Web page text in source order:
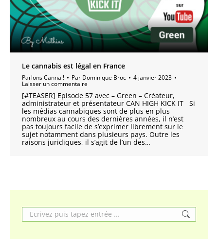
Le cannabis est légal en France
Parlons Canna ! Par Dominique Broc 4 janvier 2023
Laisser un commentaire
[#TEASER] Episode 57 avec – Green – Créateur,
administrateur et présentateur CAN HIGH KICK IT Si
les médias cannabiques sont de plus en plus
nombreux au cours des dernières années, il n’est
pas toujours facile de s’exprimer librement sur le
sujet notamment dans plusieurs pays. Outre les
raisons juridiques, il s’agit de l’un des…
Search: